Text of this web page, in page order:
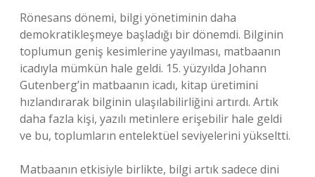
Rönesans dönemi, bilgi yönetiminin daha
demokratikleşmeye başladığı bir dönemdi. Bilginin
toplumun geniş kesimlerine yayılması, matbaanın
icadıyla mümkün hale geldi. 15. yüzyılda Johann
Gutenberg’in matbaanın icadı, kitap üretimini
hızlandırarak bilginin ulaşılabilirliğini artırdı. Artık
daha fazla kişi, yazılı metinlere erişebilir hale geldi
ve bu, toplumların entelektüel seviyelerini yükseltti.
Matbaanın etkisiyle birlikte, bilgi artık sadece dini